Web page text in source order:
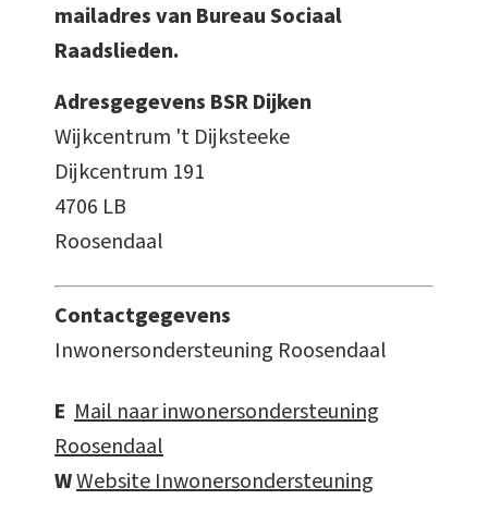
mailadres van Bureau Sociaal
Raadslieden.
Adresgegevens BSR Dijken
Wijkcentrum 't Dijksteeke
Dijkcentrum 191
4706 LB
Roosendaal
Contactgegevens
Inwonersondersteuning Roosendaal
E Mail naar inwonersondersteuning
Roosendaal
WWebsite Inwonersondersteuning